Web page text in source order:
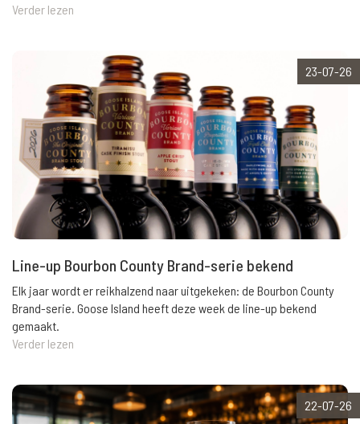
Verder lezen
23-07-26
Line-up Bourbon County Brand-serie bekend
Elk jaar wordt er reikhalzend naar uitgekeken: de Bourbon County
Brand-serie. Goose Island heeft deze week de line-up bekend
gemaakt.
Verder lezen
22-07-26